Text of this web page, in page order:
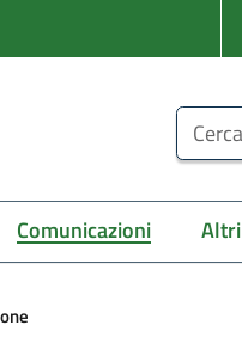
Cerca
Comunicazioni